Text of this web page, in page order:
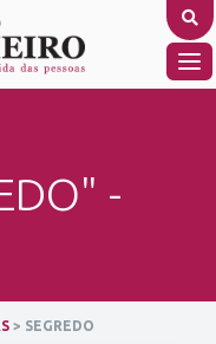
-
> SEGREDO